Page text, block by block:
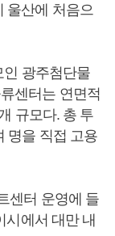
울산에 처음으
인 광주첨단물
센터는 연면적
규모다. 총 투
명을 직접 고용
센터 운영에 들
시에서 대만 내